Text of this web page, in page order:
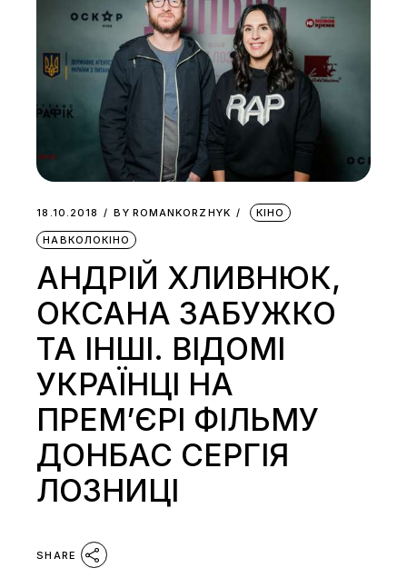
18.10.2018 BY ROMANKORZHYK КІНО
НАВКОЛОКІНО
АНДРІЙ ХЛИВНЮК,
ОКСАНА ЗАБУЖКО
ТА ІНШІ. ВІДОМІ
УКРАЇНЦІ НА
ПРЕМ’ЄРІ ФІЛЬМУ
ДОНБАС СЕРГІЯ
ЛОЗНИЦІ
SHARE